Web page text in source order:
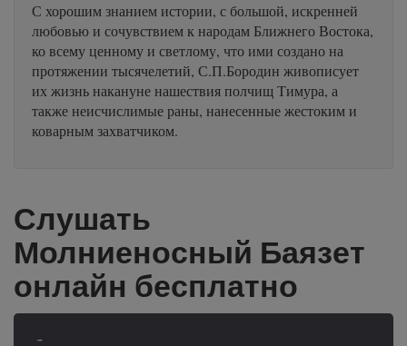
С хорошим знанием истории, с большой, искренней
любовью и сочувствием к народам Ближнего Востока,
ко всему ценному и светлому, что ими создано на
протяжении тысячелетий, С.П.Бородин живописует
их жизнь накануне нашествия полчищ Тимура, а
также неисчислимые раны, нанесенные жестоким и
коварным захватчиком.
Слушать
Молниеносный Баязет
онлайн бесплатно
-